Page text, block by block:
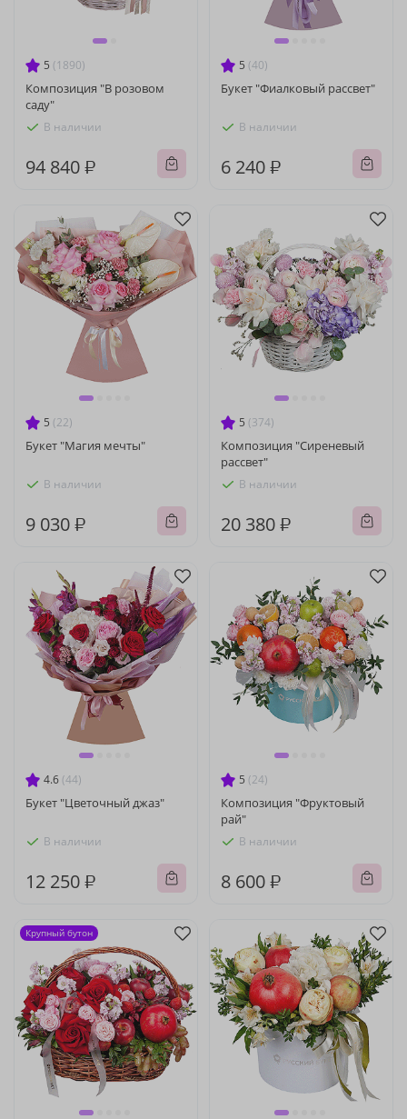
5 (1890)
Композиция "В розовом
саду"
В наличии
94 840 ₽
5 (40)
Букет "Фиалковый рассвет"
В наличии
6 240 ₽
5 (22)
Букет "Магия мечты"
В наличии
9 030 ₽
5 (374)
Композиция "Сиреневый
рассвет"
В наличии
20 380 ₽
4.6 (44)
Букет "Цветочный джаз"
В наличии
12 250 ₽
5 (24)
Композиция "Фруктовый
рай"
В наличии
8 600 ₽
Крупный бутон